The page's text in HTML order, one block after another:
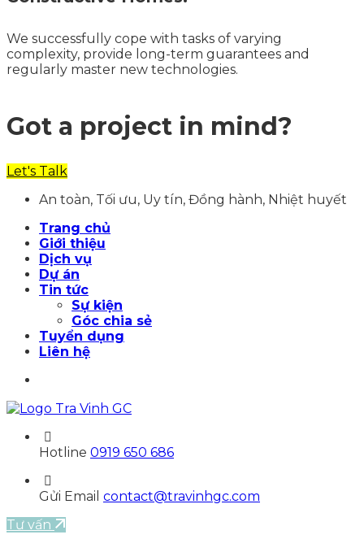
We successfully cope with tasks of varying
complexity, provide long-term guarantees and
regularly master new technologies.
Got a project in mind?
Let's Talk
An toàn, Tối ưu, Uy tín, Đồng hành, Nhiệt huyết
Trang chủ
Giới thiệu
Dịch vụ
Dự án
Tin tức
Sự kiện
Góc chia sẻ
Tuyển dụng
Liên hệ
Hotline 0919 650 686
Gửi Email contact@travinhgc.com
Tư vấn